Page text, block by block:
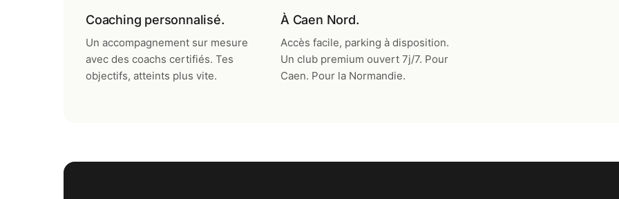
Coaching personnalisé.
Un accompagnement sur mesure
avec des coachs certifiés. Tes
objectifs, atteints plus vite.
À Caen Nord.
Accès facile, parking à disposition.
Un club premium ouvert 7j/7. Pour
Caen. Pour la Normandie.